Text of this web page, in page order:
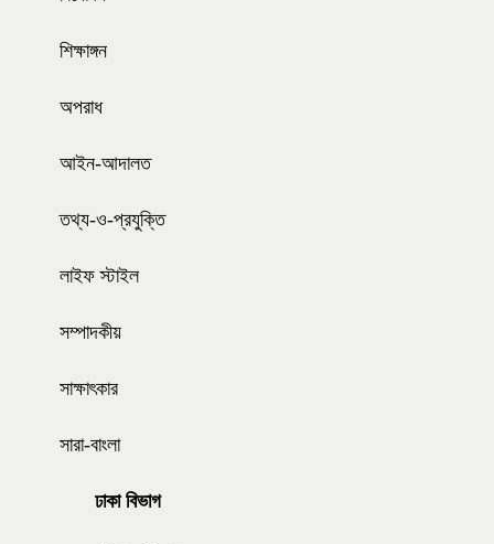
শিক্ষাঙ্গন
অপরাধ
আইন-আদালত
তথ্য-ও-প্রযুক্তি
লাইফ স্টাইল
সম্পাদকীয়
সাক্ষাৎকার
সারা-বাংলা
ঢাকা বিভাগ